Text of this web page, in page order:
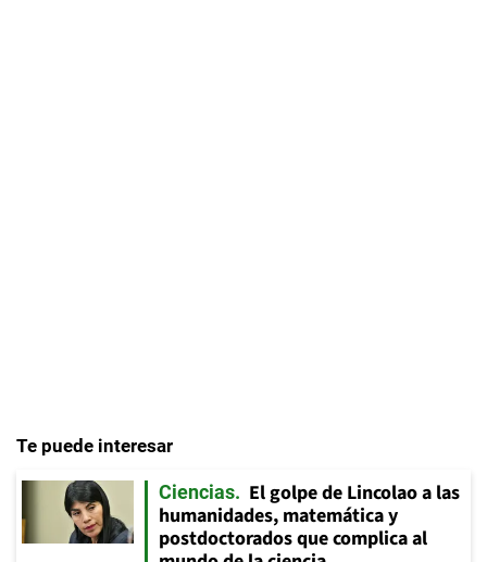
Te puede interesar
Ciencias
El golpe de Lincolao a las
humanidades, matemática y
postdoctorados que complica al